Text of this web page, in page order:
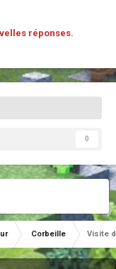
réponses.
0
Corbeille Visite